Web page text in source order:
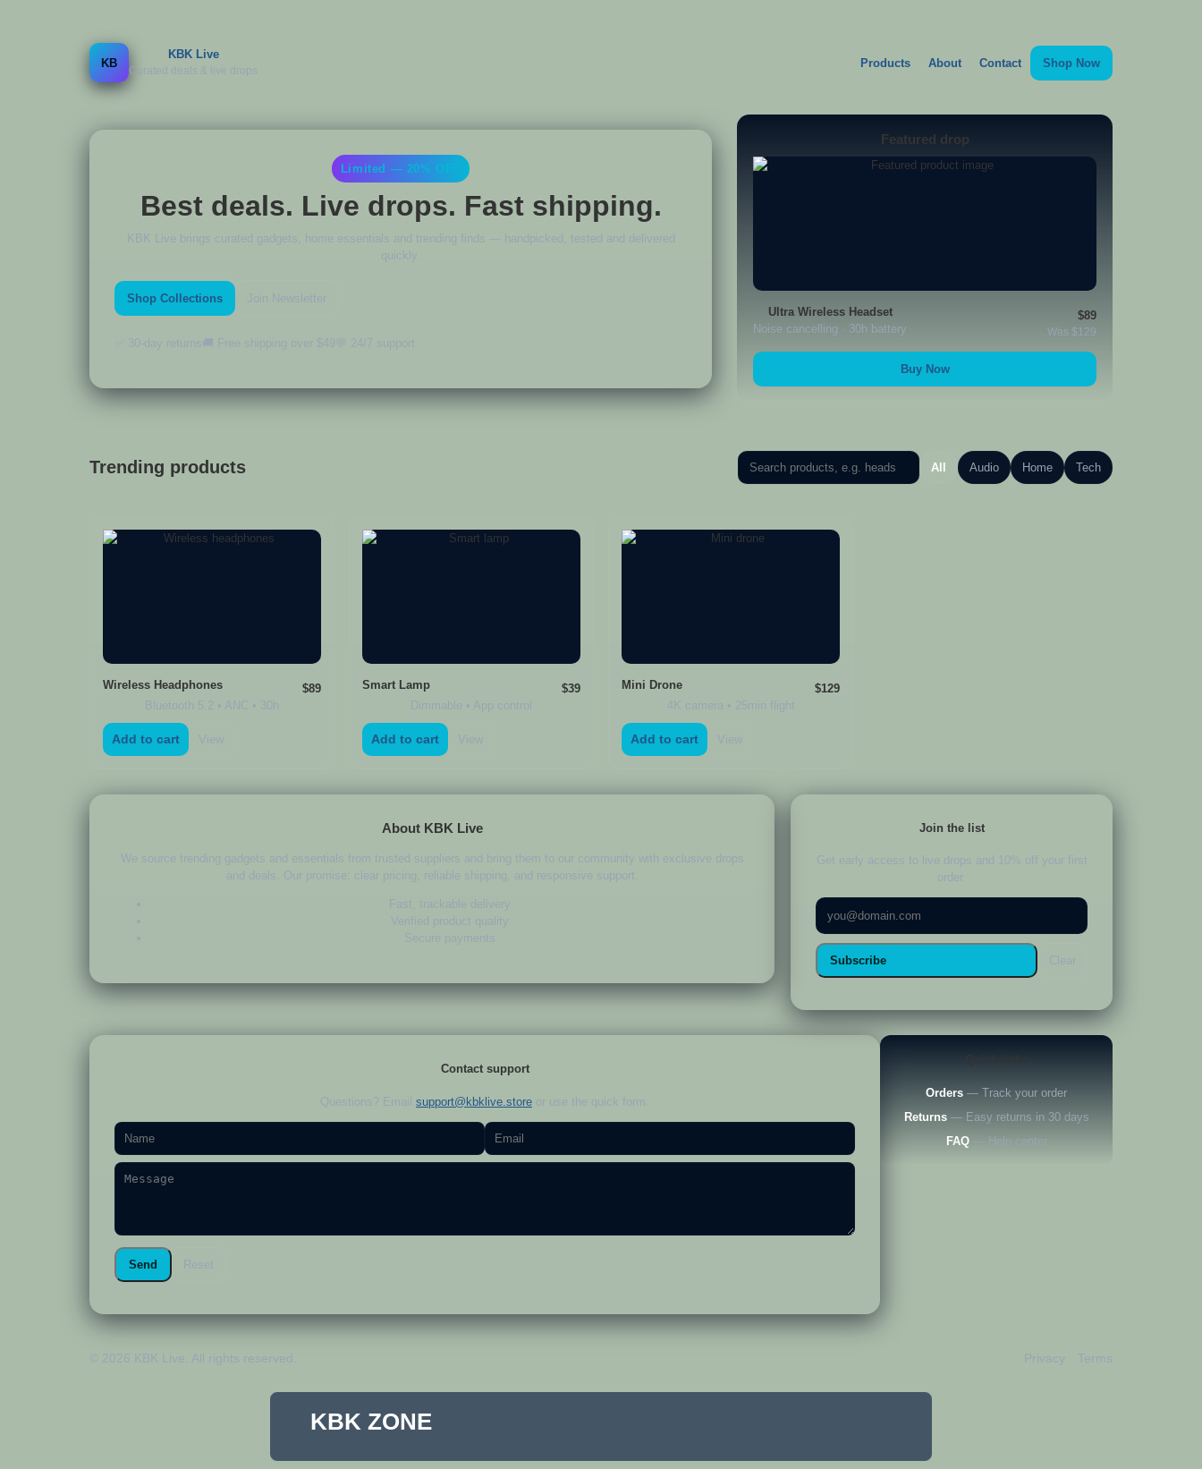
KB
KBK Live
Curated deals & live drops
Products About Contact Shop Now
Limited — 20% OFF
Best deals. Live drops. Fast shipping.
KBK Live brings curated gadgets, home essentials and trending finds — handpicked, tested and delivered
quickly.
Shop Collections
Featured drop
Ultra Wireless Headset
Noise cancelling · 30h battery
$89
Was $129
Buy Now
Trending products All Audio Home Tech
Wireless Headphones
$89
Add to cart
Smart Lamp
$39
Add to cart
Mini Drone
$129
Add to cart
About KBK Live
We source trending gadgets and essentials from trusted suppliers and bring them to our community with exclusive drops
and deals. Our promise: clear pricing, reliable shipping, and responsive support.
Join the list
Get early access to live drops and 10% off your first
order.
Subscribe
Contact support
Questions? Email support@kbklive.store or use the quick form.
Send
Orders — Track your order
Returns— Easy returns in 30 days
FAQ— Help center
KBK ZONE